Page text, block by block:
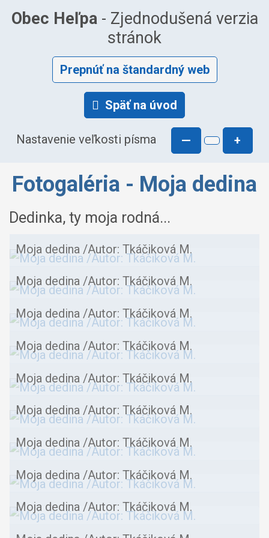
Obec Heľpa- Zjednodušená verzia
stránok
Prepnúť na štandardný web
Späť na úvod
Nastavenie veľkosti písma — +
Fotogaléria - Moja dedina
Dedinka, ty moja rodná...
Moja dedina /Autor: Tkáčiková M.
Moja dedina /Autor: Tkáčiková M.
Moja dedina /Autor: Tkáčiková M.
Moja dedina /Autor: Tkáčiková M.
Moja dedina /Autor: Tkáčiková M.
Moja dedina /Autor: Tkáčiková M.
Moja dedina /Autor: Tkáčiková M.
Moja dedina /Autor: Tkáčiková M.
Moja dedina /Autor: Tkáčiková M.